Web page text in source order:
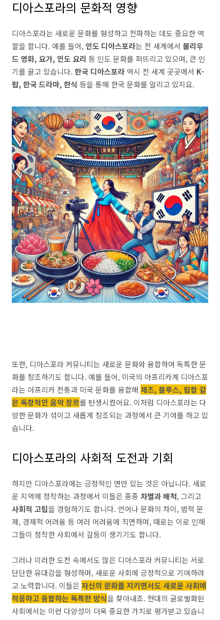
디아스포라의 문화적 영향
디아스포라는 새로운 문화를 형성하고 전파하는 데도 중요한 역
할을 합니다. 예를 들어, 인도 디아스포라는 전 세계에서 볼리우
드 영화, 요가, 인도 요리 등 인도 문화를 퍼뜨리고 있으며, 큰 인
기를 끌고 있습니다. 한국 디아스포라 역시 전 세계 곳곳에서 K-
팝, 한국 드라마, 한식 등을 통해 한국 문화를 알리고 있지요.
또한, 디아스포라 커뮤니티는 새로운 문화와 융합하여 독특한 문
화를 창조하기도 합니다. 예를 들어, 미국의 아프리카계 디아스포
라는 아프리카 전통과 미국 문화를 융합해 재즈, 블루스, 힙합 같
은 독창적인 음악 장르를 탄생시켰어요. 이처럼 디아스포라는 다
양한 문화가 섞이고 새롭게 창조되는 과정에서 큰 기여를 하고 있
습니다.
디아스포라의 사회적 도전과 기회
하지만 디아스포라에는 긍정적인 면만 있는 것은 아닙니다. 새로
운 지역에 정착하는 과정에서 이들은 종종 차별과 배척, 그리고
사회적 고립을 경험하기도 합니다. 언어나 문화의 차이, 법적 문
제, 경제적 어려움 등 여러 어려움에 직면하며, 때로는 이로 인해
그들이 정착한 사회에서 갈등이 생기기도 합니다.
그러나 이러한 도전 속에서도 많은 디아스포라 커뮤니티는 서로
단단한 유대감을 형성하며, 새로운 사회에 긍정적으로 기여하려
고 노력합니다. 이들은 자신의 문화를 지키면서도 새로운 사회에
적응하고 융합하는 독특한 방식을 찾아내죠. 현대의 글로벌화된
사회에서는 이런 다양성이 더욱 중요한 가치로 평가받고 있습니